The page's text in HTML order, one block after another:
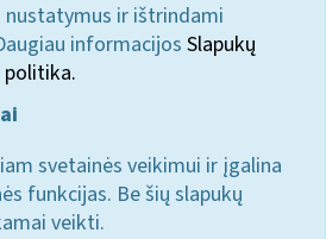
ir ištrindami
informacijos Slapukų
svetainės veikimui ir įgalina
funkcijas. Be šių slapukų
veikti.